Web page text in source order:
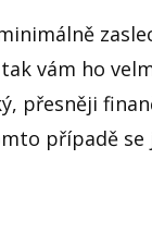
vám ho
přesněji
případě se